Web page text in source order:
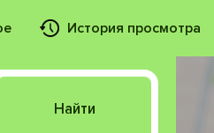
История просмотра
Найти